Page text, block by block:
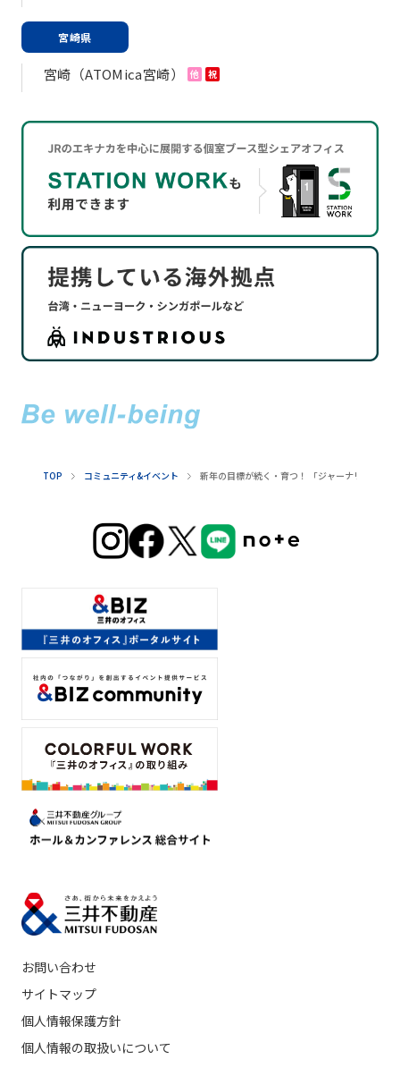
宮崎県
宮崎（ATOMica宮崎） 他 祝
TOP コミュニティ&イベント 新年の​目標が​続く​・育つ！​ ​「ジャーナリング×
お問い合わせ
サイトマップ
個人情報保護方針
個人情報の取扱いについて